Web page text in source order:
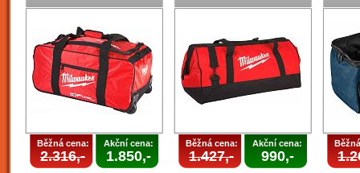
Běžná cena:
2.316,-
Akční cena:
1.850,-
Běžná cena:
1.427,-
Akční cena:
990,-